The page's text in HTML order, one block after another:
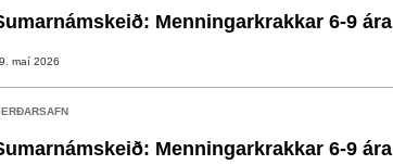
Menningarkrakkar 6-9 ára
maí 2026
Menningarkrakkar 6-9 ára